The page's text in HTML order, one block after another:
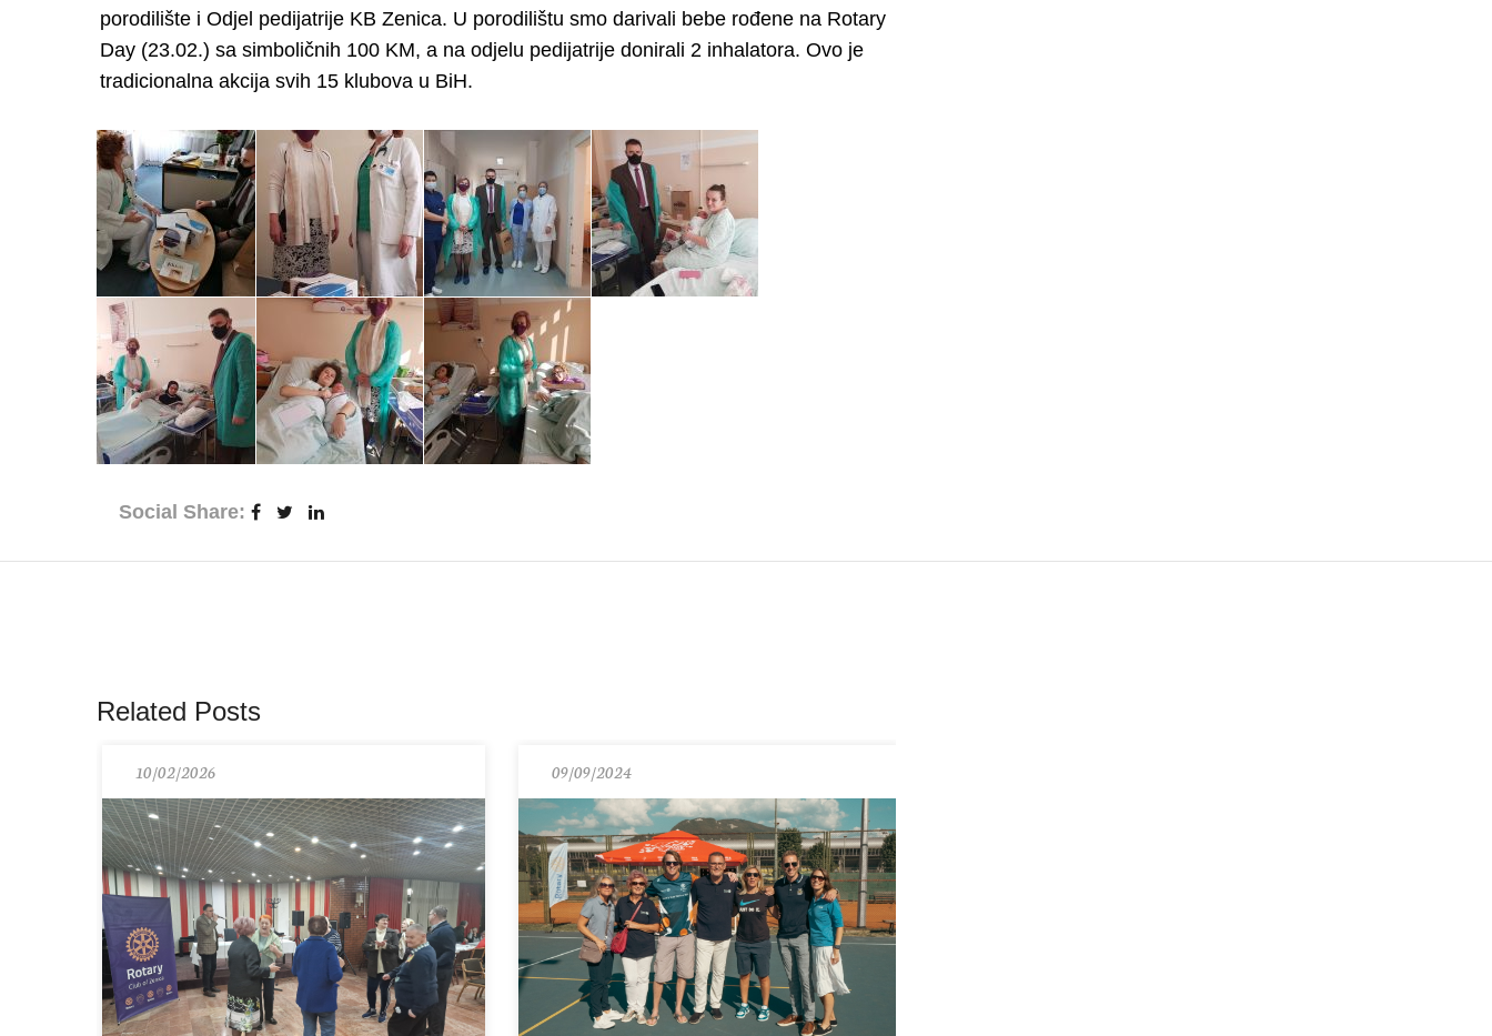
porodilište i Odjel pedijatrije KB Zenica. U porodilištu smo darivali bebe rođene na Rotary
Day (23.02.) sa simboličnih 100 KM, a na odjelu pedijatrije donirali 2 inhalatora. Ovo je
tradicionalna akcija svih 15 klubova u BiH.
Social Share:
Related Posts
10/02/2026 09/09/2024